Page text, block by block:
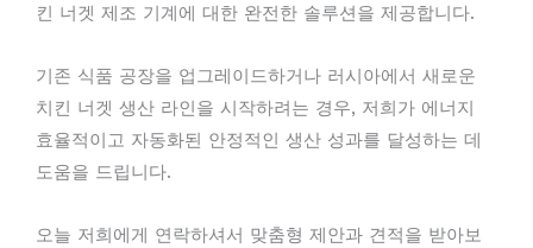
킨 너겟 제조 기계에 대한 완전한 솔루션을 제공합니다.
기존 식품 공장을 업그레이드하거나 러시아에서 새로운
치킨 너겟 생산 라인을 시작하려는 경우, 저희가 에너지
효율적이고 자동화된 안정적인 생산 성과를 달성하는 데
도움을 드립니다.
오늘 저희에게 연락하셔서 맞춤형 제안과 견적을 받아보